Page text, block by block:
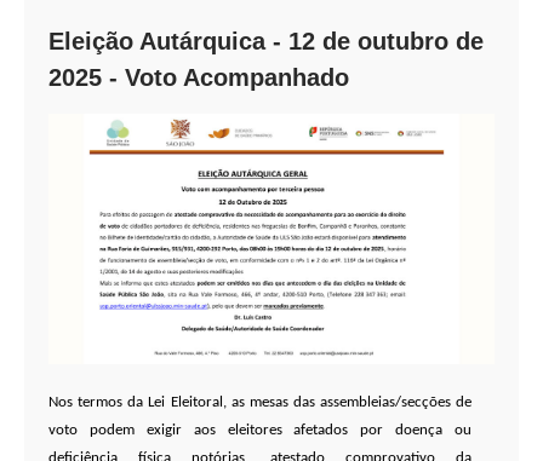
Eleição Autárquica - 12 de outubro de
2025 - Voto Acompanhado
Nos termos da Lei Eleitoral, as mesas das assembleias/secções de
voto podem exigir aos eleitores afetados por doença ou